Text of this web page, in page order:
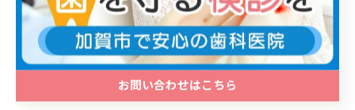
加須市で提供している歯周病ケア
加須市で歯科をお探しならむさしの歯科へ
お問い合わせはこちら